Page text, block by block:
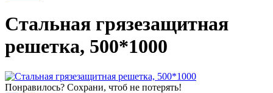
Стальная грязезащитная
решетка, 500*1000
Понравилось? Сохрани, чтоб не потерять!